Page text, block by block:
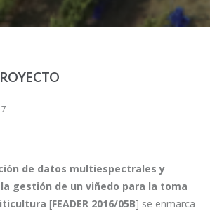
de datos multiespectrales y
gestión de un viñedo para la toma
[FEADER 2016/05B] se enmarca